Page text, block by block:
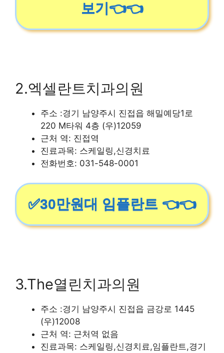
보기👈👈
2.엑셀란트치과의원
주소 :경기 남양주시 진접읍 해밀예당1로
220 M타워 4층 (우)12059
근처 역: 진접역
진료과목: 스케일링,신경치료
전화번호: 031-548-0001
✅30만원대 임플란트 👈👈
3.The열린치과의원
주소 :경기 남양주시 진접읍 금강로 1445
(우)12008
근처 역: 근처역 없음
진료과목: 스케일링,신경치료,임플란트,경기